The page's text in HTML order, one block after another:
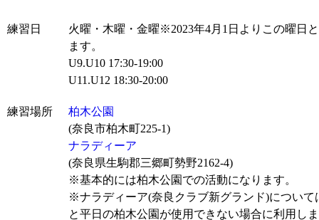
練習日
火曜・木曜・金曜※2023年4月1日よりこの曜日
ます。
U9.U10 17:30-19:00
U11.U12 18:30-20:00
練習場所
柏木公園
(奈良市柏木町225-1)
ナラディーア
(奈良県生駒郡三郷町勢野2162-4)
※基本的には柏木公園での活動になります。
※ナラディーア(奈良クラブ新グランド)について
と平日の柏木公園が使用できない場合に利用し